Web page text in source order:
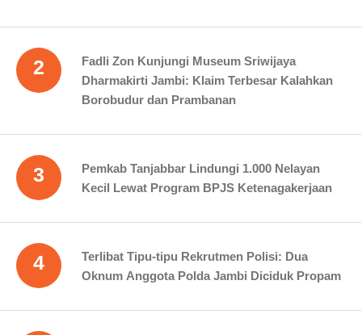
2
Fadli Zon Kunjungi Museum Sriwijaya
Dharmakirti Jambi: Klaim Terbesar Kalahkan
Borobudur dan Prambanan
3
Pemkab Tanjabbar Lindungi 1.000 Nelayan
Kecil Lewat Program BPJS Ketenagakerjaan
4
Terlibat Tipu-tipu Rekrutmen Polisi: Dua
Oknum Anggota Polda Jambi Diciduk Propam